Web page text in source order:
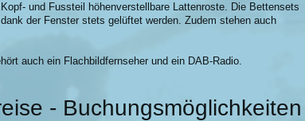
und Fussteil höhenverstellbare Lattenroste. Die Bettensets
der Fenster stets gelüftet werden. Zudem stehen auch
auch ein Flachbildfernseher und ein DAB-Radio.
- Buchungsmöglichkeiten